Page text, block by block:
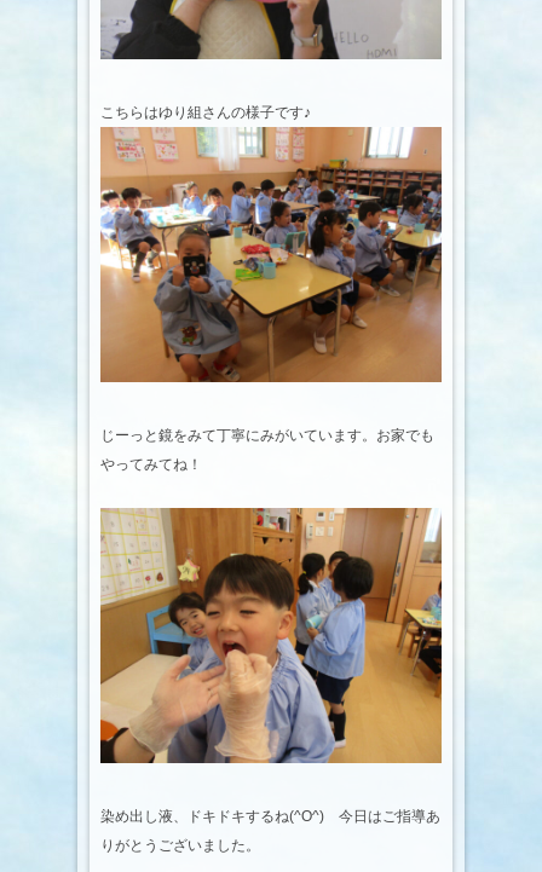
こちらはゆり組さんの様子です♪
じーっと鏡をみて丁寧にみがいています。お家でも
やってみてね！
染め出し液、ドキドキするね(^O^) 今日はご指導あ
りがとうございました。